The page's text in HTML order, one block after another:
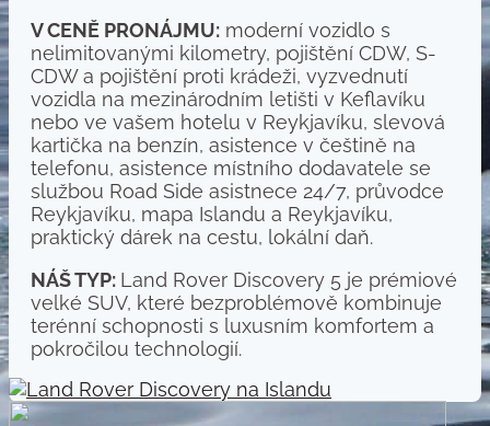
V CENĚ PRONÁJMU: moderní vozidlo s
nelimitovanými kilometry, pojištění CDW, S-
CDW a pojištění proti krádeži, vyzvednutí
vozidla na mezinárodním letišti v Keflavíku
nebo ve vašem hotelu v Reykjavíku, slevová
kartička na benzín, asistence v češtině na
telefonu, asistence místního dodavatele se
službou Road Side asistnece 24/7, průvodce
Reykjavíku, mapa Islandu a Reykjavíku,
praktický dárek na cestu, lokální daň.
NÁŠ TYP: Land Rover Discovery 5 je prémiové
velké SUV, které bezproblémově kombinuje
terénní schopnosti s luxusním komfortem a
pokročilou technologií.